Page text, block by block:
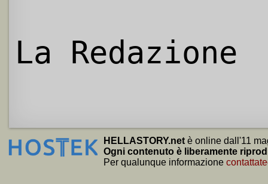
La Redazione
HELLASTORY.net è online dall'11
Ogni contenuto è liberamente
Per qualunque informazione